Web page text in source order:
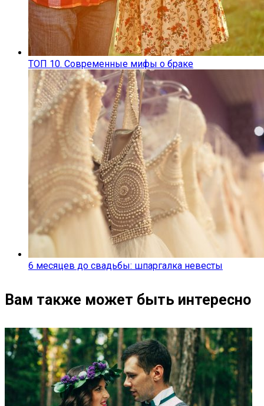
ТОП 10. Современные мифы о браке
6 месяцев до свадьбы: шпаргалка невесты
Вам также может быть интересно